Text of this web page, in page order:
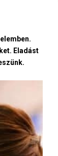
Eladást